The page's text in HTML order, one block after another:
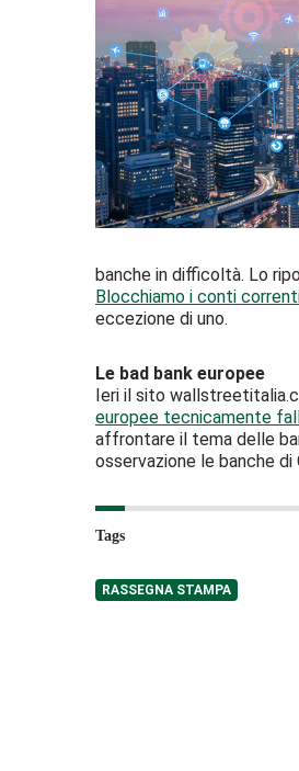
banche in difficoltà. Lo
Blocchiamo i conti
eccezione di uno.
Le bad bank europee
Ieri il sito
europee tecnicamente
affrontare il tema delle
osservazione le banche di
Tags
RASSEGNA STAMPA